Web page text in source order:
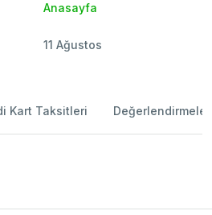
Anasayfa
11 Ağustos
Kart Taksitleri Değerlendirmeler